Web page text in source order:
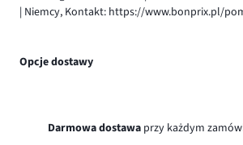
| Niemcy, Kontakt: https://www.bonprix.pl/
Opcje dostawy
Darmowa dostawa przy każdym